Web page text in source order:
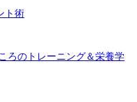
ト術
ろのトレーニング＆栄養学